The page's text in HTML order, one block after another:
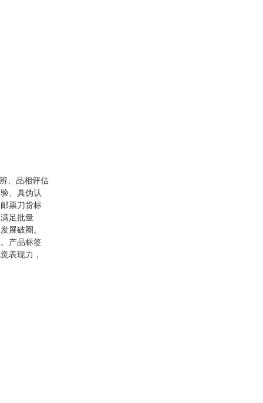
、品相评估
、真伪认
票刀货标
足批量
展破圈。
产品标签
表现力，